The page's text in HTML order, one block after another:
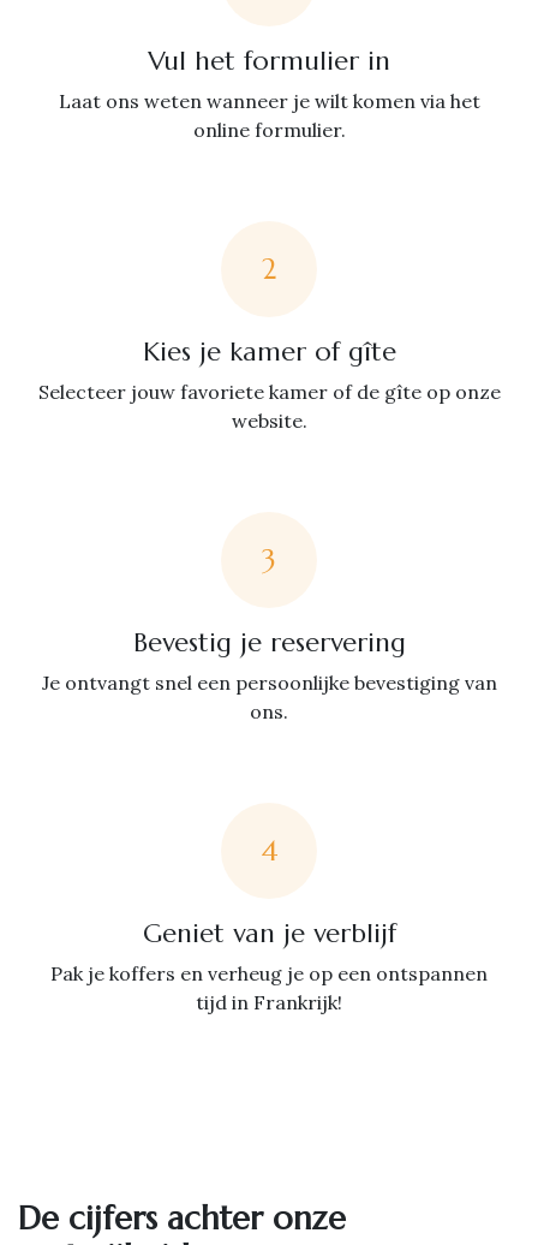
Vul het formulier in
Laat ons weten wanneer je wilt komen via het
online formulier.
2
Kies je kamer of gîte
Selecteer jouw favoriete kamer of de gîte op onze
website.
3
Bevestig je reservering
Je ontvangt snel een persoonlijke bevestiging van
ons.
4
Geniet van je verblijf
Pak je koffers en verheug je op een ontspannen
tijd in Frankrijk!
De cijfers achter onze